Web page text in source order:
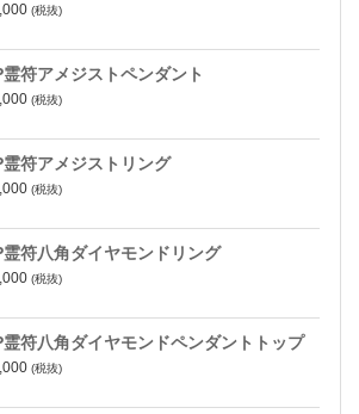
(税抜)
符アメジストペンダント
(税抜)
符アメジストリング
(税抜)
符八角ダイヤモンドリング
(税抜)
符八角ダイヤモンドペンダントトップ
(税抜)